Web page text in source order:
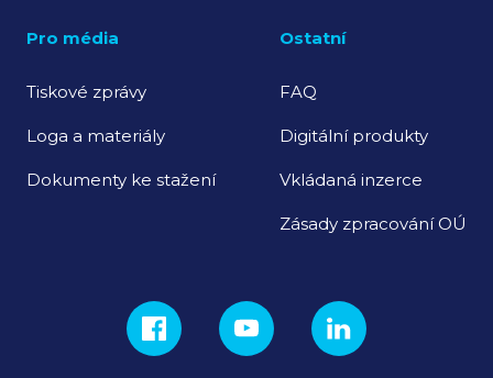
Pro média
Tiskové zprávy
Loga a materiály
Dokumenty ke stažení
Ostatní
FAQ
Digitální produkty
Vkládaná inzerce
Zásady zpracování OÚ